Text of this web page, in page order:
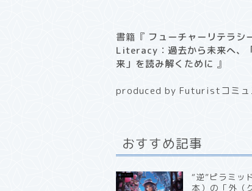
書籍『 フューチャーリテラ
Literacy：過去から未来へ、
来」を読み解くために 』
produced by Futuristコミュ
おすすめ記事
“逆”ピラミッ
本）の「外（